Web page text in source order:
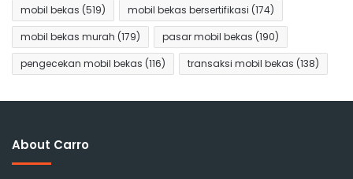
mobil bekas (519) mobil bekas bersertifikasi (174)
mobil bekas murah (179) pasar mobil bekas (190)
pengecekan mobil bekas (116) transaksi mobil bekas (138)
About Carro